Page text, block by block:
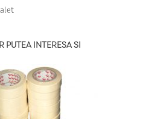
PUTEA INTERESA SI